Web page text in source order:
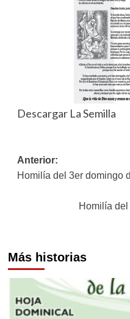
Descargar La Semilla
Navegación
de
entradas
Anterior:
Homilía del 3er domingo
Homilía
Más historias